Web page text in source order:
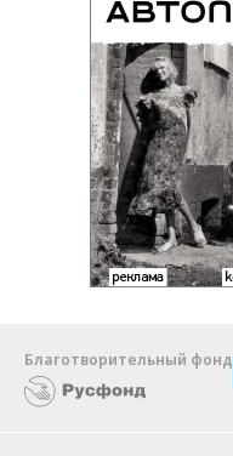
Благотворительный фонд